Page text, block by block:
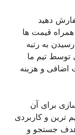
دهید
قیمت ها
به رتبه
توسط تیم ما
اضافی و هزینه
برای آن
ترین و کاربردی
جستجو و